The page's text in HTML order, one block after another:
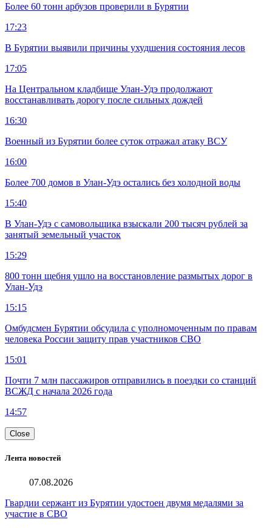
Более 60 тонн арбузов проверили в Бурятии
17:23
В Бурятии выявили причины ухудшения состояния лесов
17:05
На Центральном кладбище Улан-Удэ продолжают
восстанавливать дорогу после сильных дождей
16:30
Военный из Бурятии более суток отражал атаку ВСУ
16:00
Более 700 домов в Улан-Удэ остались без холодной воды
15:40
В Улан-Удэ с самовольщика взыскали 200 тысяч рублей за
занятый земельный участок
15:29
800 тонн щебня ушло на восстановление размытых дорог в
Улан-Удэ
15:15
Омбудсмен Бурятии обсудила с уполномоченным по правам
человека России защиту прав участников СВО
15:01
Почти 7 млн пассажиров отправились в поездки со станций
ВСЖД с начала 2026 года
14:57
Close
Лента новостей
07.08.2026
Гвардии сержант из Бурятии удостоен двумя медалями за
участие в СВО